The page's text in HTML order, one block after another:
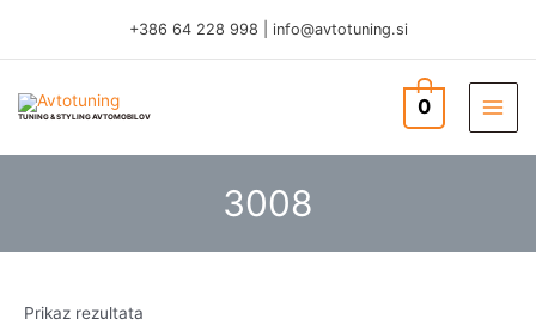
content
+386 64 228 998 info@avtotuning.si
TUNING & STYLING AVTOMOBILOV 0
3008
Prikaz rezultata